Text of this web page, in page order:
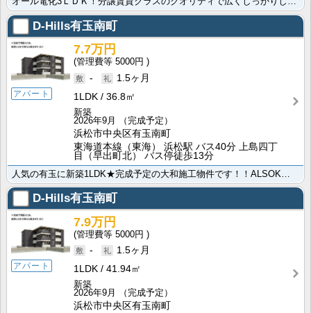
D-Hills有玉南町
アパート
7.7万円
5000円
-
1.5ヶ月
1LDK
36.8㎡
新築
2026年9月
（完成予定）
浜松市中央区有玉南町
東海道本線（東海） 浜松駅 バス40分 上島四丁
目（早出町北） バス停徒歩13分
D-Hills有玉南町
アパート
7.9万円
5000円
-
1.5ヶ月
1LDK
41.94㎡
新築
2026年9月
（完成予定）
浜松市中央区有玉南町